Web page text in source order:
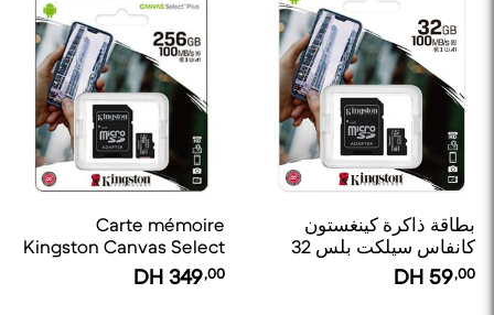
بطاقة ذاكرة كينغستون
كانفاس سيلكت بلس 32
جيجابايت مايكرو إس دي
اتش سي يو إس - آي كلاس
59,00
Carte mémoire
Kingston Canvas Select
Plus 256 Go MicroSD
349,00